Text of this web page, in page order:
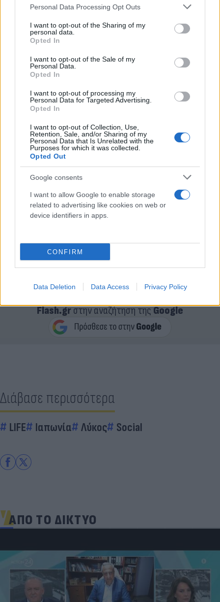
Please note that this website/app uses one or more Google
not limited to your visit or usage behaviour. You may click to
grant or deny consent to Google and its third-party tags to
use your data for below specified purposes in below Google
consent section.
Personal Data Processing Opt Outs
I want to opt-out of the Sharing of my
personal data.
Opted In
I want to opt-out of the Sale of my
Personal Data.
Opted In
I want to opt-out of processing my
Personal Data for Targeted Advertising.
Opted In
I want to opt-out of Collection, Use,
Retention, Sale, and/or Sharing of my
Personal Data that Is Unrelated with the
Purposes for which it was collected.
Opted Out
Google consents
I want to allow Google to enable storage
related to advertising like cookies on web or
device identifiers in apps.
CONFIRM
Data Deletion Data Access Privacy Policy
Flash.grστην αναζήτηση τηςGoogle
Διάβασε περισσότερα
LIFE Ιαπωνία Λύκος Social
ΑΠΟ ΤΟ ΔΙΚΤΥΟ